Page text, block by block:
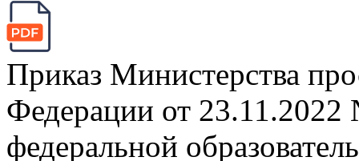
Приказ Министерства
Федерации от
федеральной